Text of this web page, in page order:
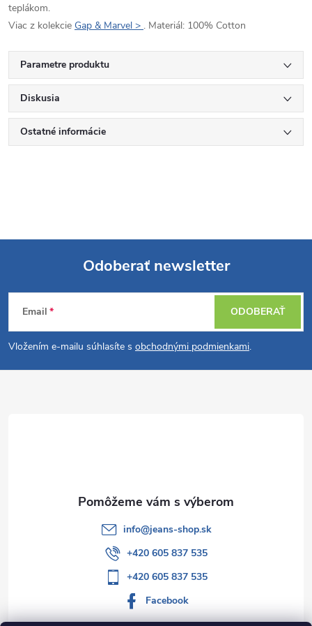
teplákom.
Viac z kolekcie Gap & Marvel > . Materiál: 100% Cotton
Parametre produktu
Diskusia
Ostatné informácie
Z
á
p
Odoberať newsletter
Email
Vložením e-mailu súhlasíte s obchodnými podmienkami.
ODOBERAŤ
info@jeans-shop.sk
+420 605 837 535
+420 605 837 535
Facebook